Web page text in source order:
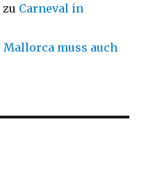
zu Carneval in
Mallorca muss auch